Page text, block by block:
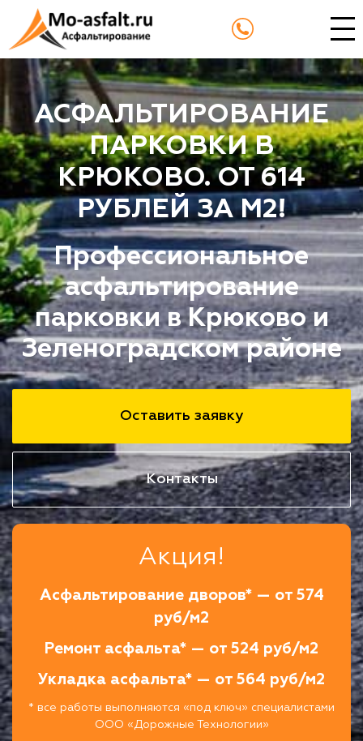
АСФАЛЬТИРОВАНИЕ
ПАРКОВКИ В
КРЮКОВО. ОТ 614
РУБЛЕЙ ЗА М2!
Профессиональное
асфальтирование
парковки в Крюково и
Зеленоградском районе
Оставить заявку
Контакты
Акция!
Асфальтирование дворов* — от 574
руб/м2
Ремонт асфальта* — от 524 руб/м2
Укладка асфальта* — от 564 руб/м2
* все работы выполняются «под ключ» специалистами
ООО «Дорожные Технологии»